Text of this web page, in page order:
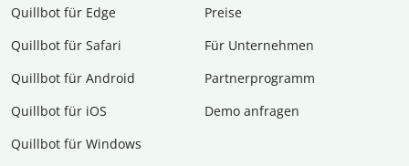
Quillbot für Edge
Quillbot für Safari
Quillbot für Android
Quillbot für iOS
Quillbot für Windows
Preise
Für Unternehmen
Partnerprogramm
Demo anfragen